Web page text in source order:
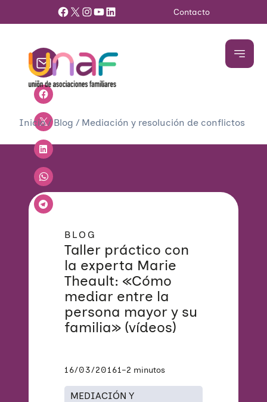
Facebook X InstagramYouTube LinkedIn Contacto
Inicio/Blog / Mediación y resolución de conflictos
BLOG
Taller práctico con
la experta Marie
Theault: «Cómo
mediar entre la
persona mayor y su
familia» (vídeos)
16/03/20161–2 minutos
MEDIACIÓN Y